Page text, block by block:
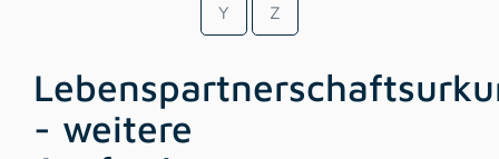
Y Z
- weitere